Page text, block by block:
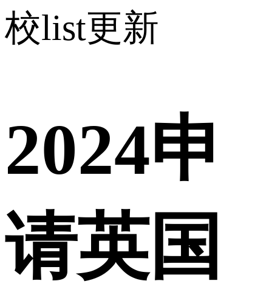
校list更新
2024申
请英国